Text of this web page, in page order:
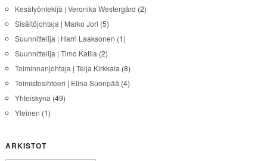
Kesätyöntekijä | Veronika Westergård (2)
Sisältöjohtaja | Marko Jori (5)
Suunnittelija | Harri Laaksonen (1)
Suunnittelija | Timo Katila (2)
Toiminnanjohtaja | Teija Kirkkala (8)
Toimistosihteeri | Elina Suonpää (4)
Yhteiskynä (49)
Yleinen (1)
ARKISTOT